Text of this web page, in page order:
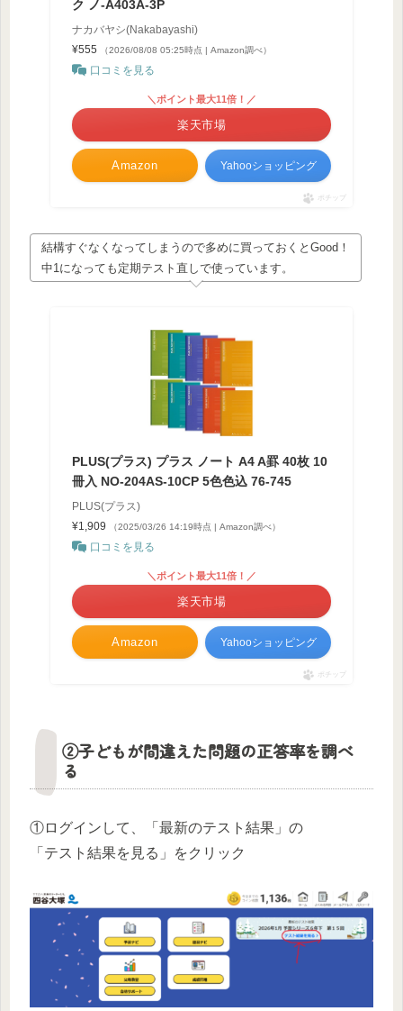
ク ノ-A403A-3P
ナカバヤシ(Nakabayashi)
¥555
（2026/08/08 05:25時点 | Amazon調べ）
口コミを見る
Amazon
＼ポイント最大11倍！／
楽天市場
Yahooショッピング
ポチップ
結構すぐなくなってしまうので多めに買っておくとGood！
中1になっても定期テスト直しで使っています。
PLUS(プラス) プラス ノート A4 A罫 40枚 10
冊入 NO-204AS-10CP 5色色込 76-745
PLUS(プラス)
¥1,909
（2025/03/26 14:19時点 | Amazon調べ）
口コミを見る
Amazon
＼ポイント最大11倍！／
楽天市場
Yahooショッピング
ポチップ
②子どもが間違えた問題の正答率を調べ
る
①ログインして、「最新のテスト結果」の
「テスト結果を見る」をクリック